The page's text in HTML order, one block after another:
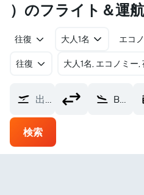
）のフライト＆運
往復 大人1名 エコ
往復 大人1名, エコノミー,
出発地 Beigan Township 馬祖北竿空港 (MFK)
検索